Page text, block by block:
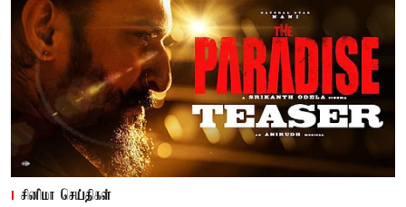
சினிமா செய்திகள்